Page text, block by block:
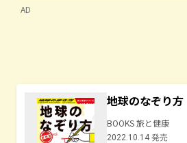
AD
地球のなぞり
BOOKS 旅と健康
2022.10.14 発売